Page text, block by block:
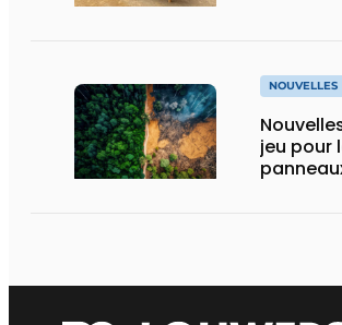
NOUVELLES
jeu pour